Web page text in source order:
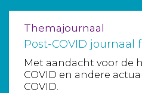
Themajournaal
Post-COVID journaal
Met aandacht voor de
COVID en andere
COVID.